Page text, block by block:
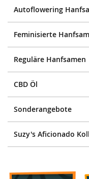
Autoflowering
Feminisierte
Reguläre Hanfsamen
CBD Öl
Sonderangebote
Suzy's Aficionado